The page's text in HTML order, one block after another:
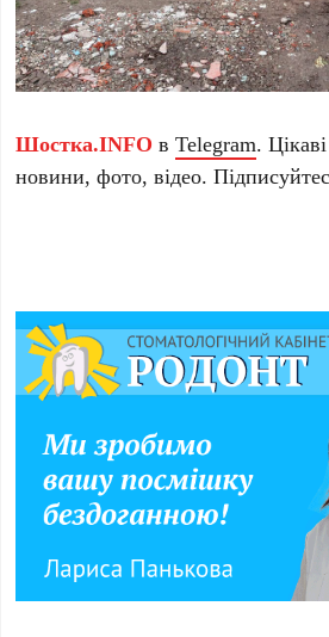
Шостка.INFO вTelegram.
новини, фото, відео.